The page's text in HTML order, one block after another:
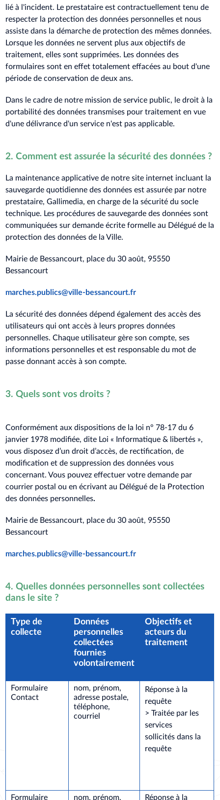
lié à l'incident. Le prestataire est contractuellement tenu de
respecter la protection des données personnelles et nous
assiste dans la démarche de protection des mêmes données.
Lorsque les données ne servent plus aux objectifs de
traitement, elles sont supprimées. Les données des
formulaires sont en effet totalement effacées au bout d'une
période de conservation de deux ans.
Dans le cadre de notre mission de service public, le droit à la
portabilité des données transmises pour traitement en vue
d'une délivrance d'un service n'est pas applicable.
2. Comment est assurée la sécurité des données ?
La maintenance applicative de notre site internet incluant la
sauvegarde quotidienne des données est assurée par notre
prestataire, Gallimedia, en charge de la sécurité du socle
technique. Les procédures de sauvegarde des données sont
communiquées sur demande écrite formelle au Délégué de la
protection des données de la Ville.
Mairie de Bessancourt, place du 30 août, 95550
Bessancourt
marches.publics@ville-bessancourt.fr
La sécurité des données dépend également des accès des
utilisateurs qui ont accès à leurs propres données
personnelles. Chaque utilisateur gère son compte, ses
informations personnelles et est responsable du mot de
passe donnant accès à son compte.
3. Quels sont vos droits ?
Conformément aux dispositions de la loi n° 78-17 du 6
janvier 1978 modifiée, dite Loi « Informatique & libertés »,
vous disposez d’un droit d’accès, de rectification, de
modification et de suppression des données vous
concernant. Vous pouvez effectuer votre demande par
courrier postal ou en écrivant au Délégué de la Protection
des données personnelles.
Mairie de Bessancourt, place du 30 août, 95550
Bessancourt
marches.publics@ville-bessancourt.fr
4. Quelles données personnelles sont collectées
dans le site ?
Type de
collecte
Données
personnelles
collectées
fournies
volontairement
Objectifs et
acteurs du
traitement
Formulaire
Contact
nom, prénom,
adresse postale,
téléphone,
courriel
Réponse à la
requête
> Traitée par les
services
sollicités dans la
requête
Formulaire nom, prénom, Réponse à la